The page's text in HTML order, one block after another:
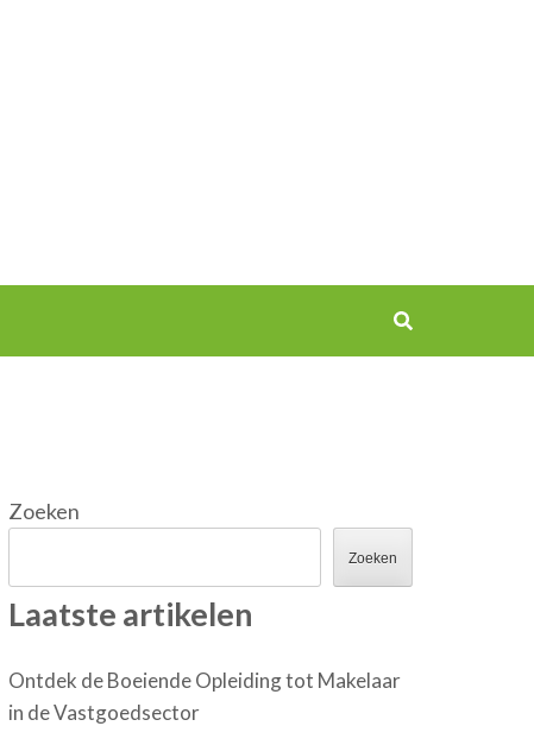
Zoeken
Zoeken
Laatste artikelen
Ontdek de Boeiende Opleiding tot Makelaar
in de Vastgoedsector